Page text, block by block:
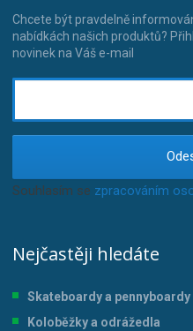
Chcete být pravdelně
nabídkách našich produktů?
novinek na Váš e-mail
Souhlasím se zpracováním
Nejčastěji hledáte
Skateboardy a pennyboardy
Koloběžky a odrážedla